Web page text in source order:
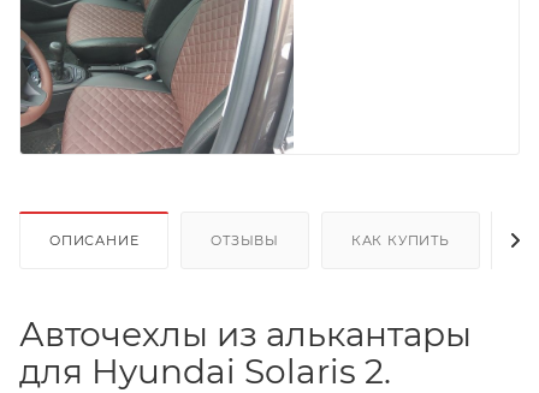
ОПИСАНИЕ ОТЗЫВЫ КАК КУПИТЬ
Авточехлы из алькантары
для Hyundai Solaris 2.